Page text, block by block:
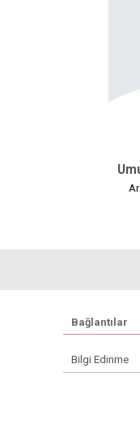
Bağlantılar
Bilgi Edinme